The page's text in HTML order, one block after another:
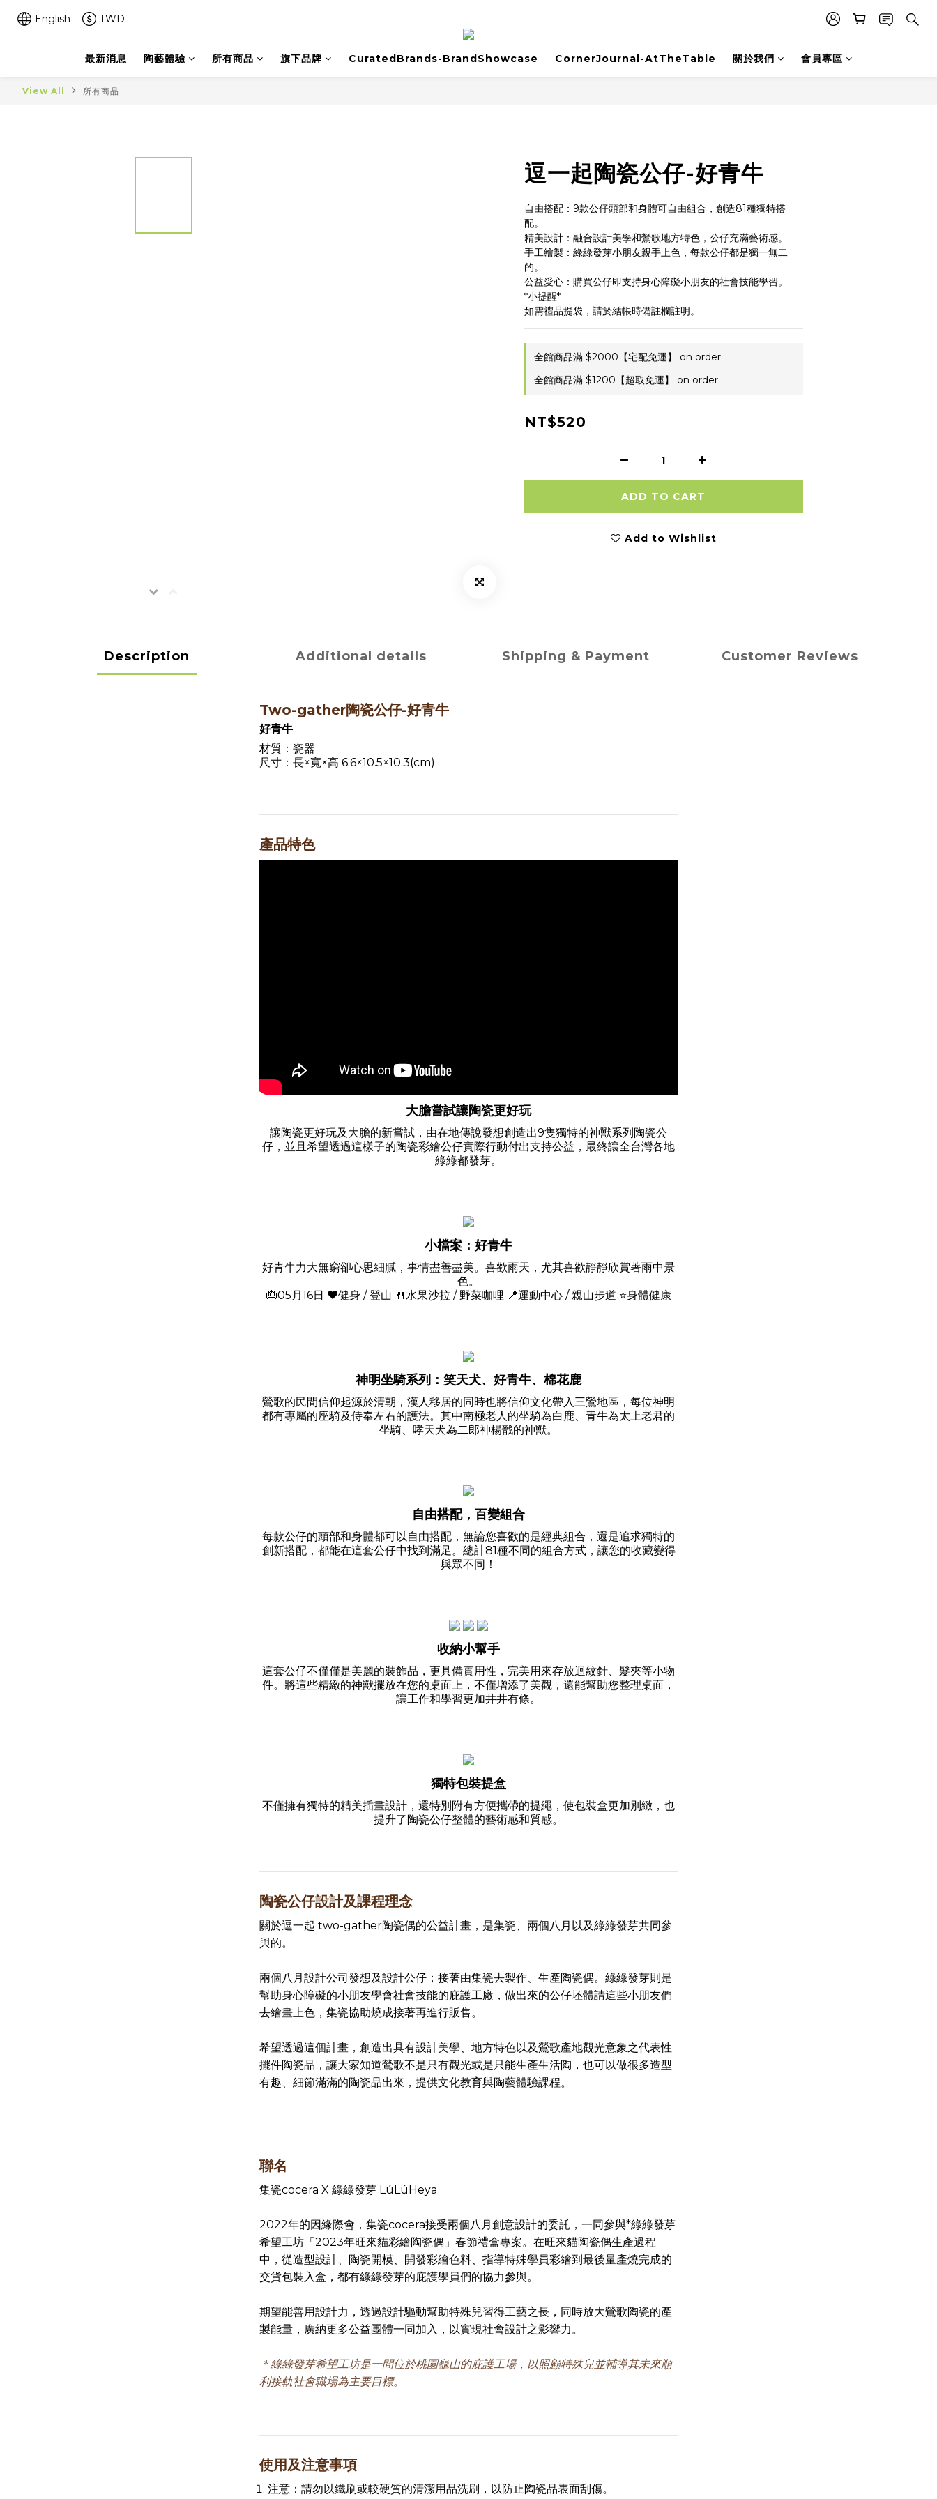
English TWD
最新消息 陶藝體驗 所有商品 旗下品牌 CuratedBrands-BrandShowcase CornerJournal-AtTheTable 關於我們 會員專區
View All 所有商品
逗一起陶瓷公仔-好青牛
自由搭配：9款公仔頭部和身體可自由組合，創造81種獨特搭
配。
精美設計：融合設計美學和鶯歌地方特色，公仔充滿藝術感。
手工繪製：綠綠發芽小朋友親手上色，每款公仔都是獨一無二
的。
公益愛心：購買公仔即支持身心障礙小朋友的社會技能學習。
*小提醒*
如需禮品提袋，請於結帳時備註欄註明。
全館商品滿 $2000【宅配免運】 on order
全館商品滿 $1200【超取免運】 on order
NT$520
ADD TO CART
Add to Wishlist
Description Additional details Shipping & Payment Customer Reviews
Two-gather陶瓷公仔-好青牛
好青牛
材質：瓷器
尺寸：長×寬×高 6.6×10.5×10.3(cm)
產品特色
大膽嘗試讓陶瓷更好玩
讓陶瓷更好玩及大膽的新嘗試，由在地傳說發想創造出9隻獨特的神獸系列陶瓷公
仔，並且希望透過這樣子的陶瓷彩繪公仔實際行動付出支持公益，最終讓全台灣各地
綠綠都發芽。
小檔案：好青牛
好青牛力大無窮卻心思細膩，事情盡善盡美。喜歡雨天，尤其喜歡靜靜欣賞著雨中景
色。
🎂05月16日 ❤️健身 / 登山 🍴水果沙拉 / 野菜咖哩 📍運動中心 / 親山步道 ⭐身體健康
神明坐騎系列：笑天犬、好青牛、棉花鹿
鶯歌的民間信仰起源於清朝，漢人移居的同時也將信仰文化帶入三鶯地區，每位神明
都有專屬的座騎及侍奉左右的護法。其中南極老人的坐騎為白鹿、青牛為太上老君的
坐騎、哮天犬為二郎神楊戩的神獸。
自由搭配，百變組合
每款公仔的頭部和身體都可以自由搭配，無論您喜歡的是經典組合，還是追求獨特的
創新搭配，都能在這套公仔中找到滿足。總計81種不同的組合方式，讓您的收藏變得
與眾不同！
收納小幫手
這套公仔不僅僅是美麗的裝飾品，更具備實用性，完美用來存放迴紋針、髮夾等小物
件。將這些精緻的神獸擺放在您的桌面上，不僅增添了美觀，還能幫助您整理桌面，
讓工作和學習更加井井有條。
獨特包裝提盒
不僅擁有獨特的精美插畫設計，還特別附有方便攜帶的提繩，使包裝盒更加別緻，也
提升了陶瓷公仔整體的藝術感和質感。
陶瓷公仔設計及課程理念
關於逗一起 two-gather陶瓷偶的公益計畫，是集瓷、兩個八月以及綠綠發芽共同參
與的。
兩個八月設計公司發想及設計公仔；接著由集瓷去製作、生產陶瓷偶。綠綠發芽則是
幫助身心障礙的小朋友學會社會技能的庇護工廠，做出來的公仔坯體請這些小朋友們
去繪畫上色，集瓷協助燒成接著再進行販售。
希望透過這個計畫，創造出具有設計美學、地方特色以及鶯歌產地觀光意象之代表性
擺件陶瓷品，讓大家知道鶯歌不是只有觀光或是只能生產生活陶，也可以做很多造型
有趣、細節滿滿的陶瓷品出來，提供文化教育與陶藝體驗課程。
聯名
集瓷cocera X 綠綠發芽 LúLúHeya
2022年的因緣際會，集瓷cocera接受兩個八月創意設計的委託，一同參與*綠綠發芽
希望工坊「2023年旺來貓彩繪陶瓷偶」春節禮盒專案。在旺來貓陶瓷偶生產過程
中，從造型設計、陶瓷開模、開發彩繪色料、指導特殊學員彩繪到最後量產燒完成的
交貨包裝入盒，都有綠綠發芽的庇護學員們的協力參與。
期望能善用設計力，透過設計驅動幫助特殊兒習得工藝之長，同時放大鶯歌陶瓷的產
製能量，廣納更多公益團體一同加入，以實現社會設計之影響力。
＊綠綠發芽希望工坊是一間位於桃園龜山的庇護工場，以照顧特殊兒並輔導其未來順
利接軌社會職場為主要目標。
使用及注意事項
注意：請勿以鐵刷或較硬質的清潔用品洗刷，以防止陶瓷品表面刮傷。